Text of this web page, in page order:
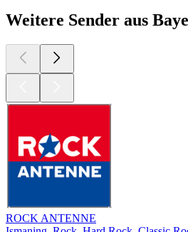
Weitere Sender aus
ROCK ANTENNE